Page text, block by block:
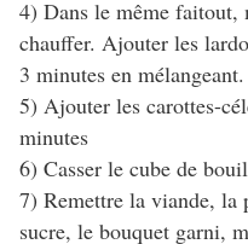
4) Dans le même
chauffer. Ajouter les
3 minutes en mélangeant.
5) Ajouter les carottes-
minutes
6) Casser le cube de
7) Remettre la viande, la
sucre, le bouquet garni,